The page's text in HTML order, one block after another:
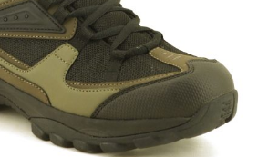
ULTRA 73
med membran for
og menn. Overdelen er
som lar føttene puste, er